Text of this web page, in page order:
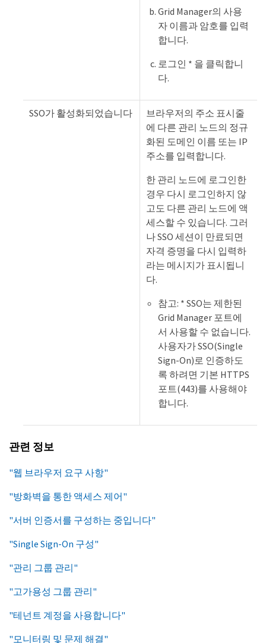
Grid Manager의 사용
자 이름과 암호를 입력
합니다.
로그인 * 을 클릭합니
다.
SSO가 활성화되었습니다
브라우저의 주소 표시줄
에 다른 관리 노드의 정규
화된 도메인 이름 또는 IP
주소를 입력합니다.
한 관리 노드에 로그인한
경우 다시 로그인하지 않
고도 다른 관리 노드에 액
세스할 수 있습니다. 그러
나 SSO 세션이 만료되면
자격 증명을 다시 입력하
라는 메시지가 표시됩니
다.
참고: * SSO는 제한된
Grid Manager 포트에
서 사용할 수 없습니다.
사용자가 SSO(Single
Sign-On)로 인증하도
록 하려면 기본 HTTPS
포트(443)를 사용해야
합니다.
관련 정보
"웹 브라우저 요구 사항"
"방화벽을 통한 액세스 제어"
"서버 인증서를 구성하는 중입니다"
"Single Sign-On 구성"
"관리 그룹 관리"
"고가용성 그룹 관리"
"테넌트 계정을 사용합니다"
"모니터링 및 문제 해결"